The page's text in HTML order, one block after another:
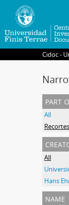
Cidoc -
part
All
All
Hans
name